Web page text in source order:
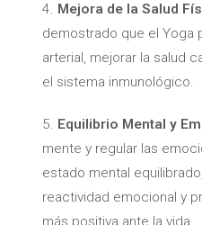
4. Mejora de la Salud
demostrado que el Yoga
arterial, mejorar la salud
el sistema inmunológico.
5. Equilibrio Mental y
mente y regular las
estado mental
reactividad emocional y
más positiva ante la vida.